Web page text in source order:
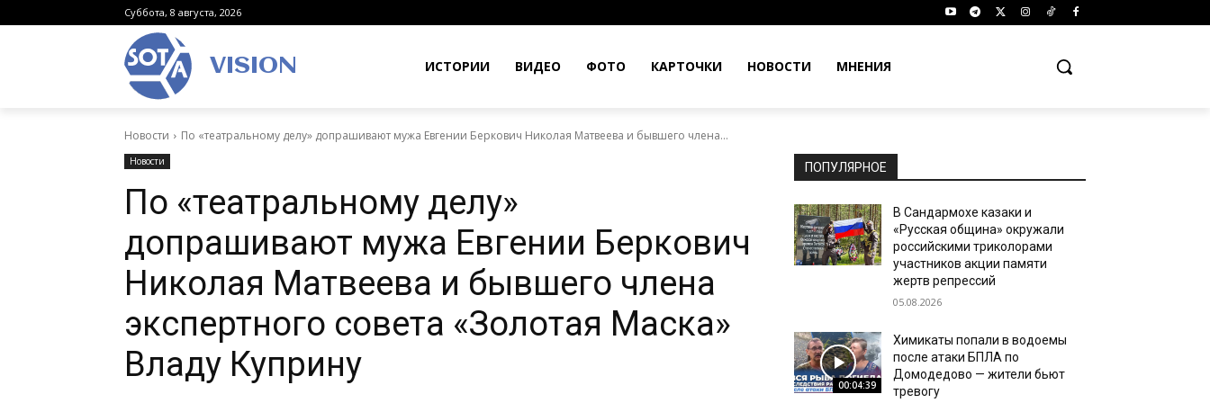
Суббота, 8 августа, 2026
VISION ИСТОРИИ ВИДЕО ФОТО КАРТОЧКИ НОВОСТИ МНЕНИЯ
Новости По «театральному делу» допрашивают мужа Евгении Беркович Николая Матвеева и бывшего члена...
Новости
По «театральному делу»
допрашивают мужа Евгении Беркович
Николая Матвеева и бывшего члена
экспертного совета «Золотая Маска»
Владу Куприну
ПОПУЛЯРНОЕ
В Сандармохе казаки и
«Русская община» окружали
российскими триколорами
участников акции памяти
жертв репрессий
05.08.2026
00:04:39
Химикаты попали в водоемы
после атаки БПЛА по
Домодедово — жители бьют
тревогу